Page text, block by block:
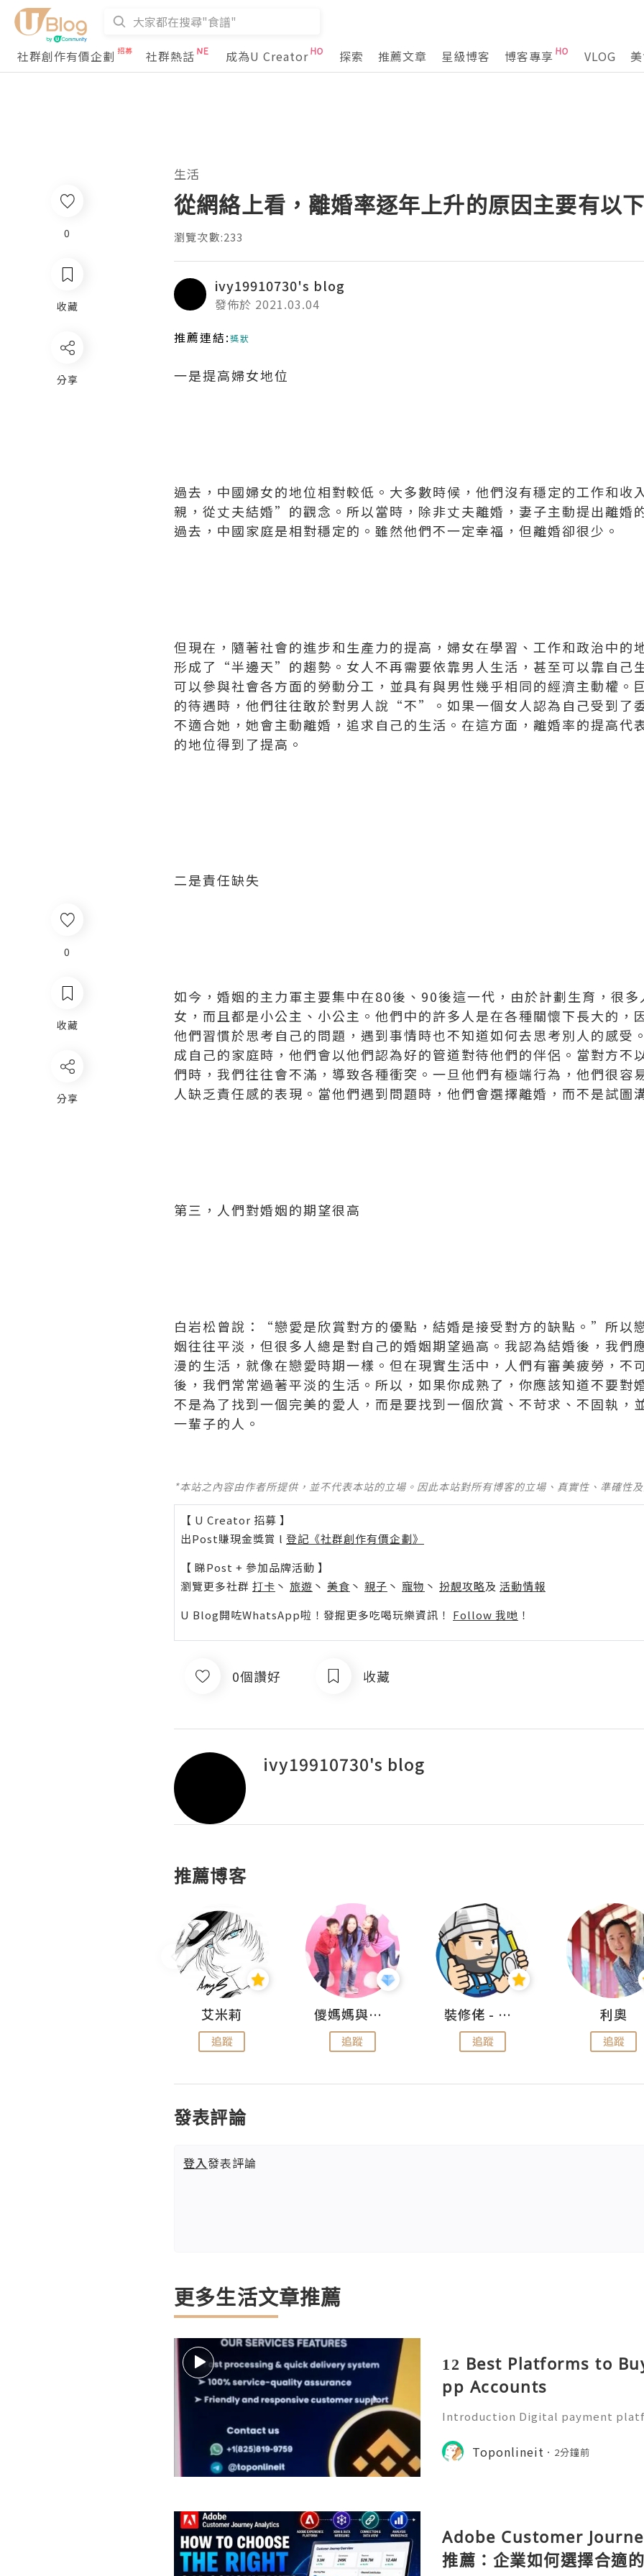
社群創作有價企劃 社群熱話 成為U Creator 探索 推薦文章 星級博客 博客專享 VLOG
0
收藏
分享
生活
從網絡上看，離婚率逐年上升的原因主要有以
瀏覽次數:233
ivy19910730's blog
發佈於 2021.03.04
推薦連結:獎狀
一是提高婦女地位
過去，中國婦女的地位相對較低。大多數時候，他們沒有穩定的工作和
親，從丈夫結婚”的觀念。所以當時，除非丈夫離婚，妻子主動提出離婚
過去，中國家庭是相對穩定的。雖然他們不一定幸福，但離婚卻很少。
但現在，隨著社會的進步和生產力的提高，婦女在學習、工作和政治中的
形成了“半邊天”的趨勢。女人不再需要依靠男人生活，甚至可以靠自己
可以參與社會各方面的勞動分工，並具有與男性幾乎相同的經濟主動權。
的待遇時，他們往往敢於對男人說“不”。如果一個女人認為自己受到了
不適合她，她會主動離婚，追求自己的生活。在這方面，離婚率的提高代
的地位得到了提高。
二是責任缺失
如今，婚姻的主力軍主要集中在80後、90後這一代，由於計劃生育，很
女，而且都是小公主、小公主。他們中的許多人是在各種關懷下長大的，
他們習慣於思考自己的問題，遇到事情時也不知道如何去思考別人的感受
成自己的家庭時，他們會以他們認為好的管道對待他們的伴侶。當對方不
們時，我們往往會不滿，導致各種衝突。一旦他們有極端行為，他們很容
人缺乏責任感的表現。當他們遇到問題時，他們會選擇離婚，而不是試圖
第三，人們對婚姻的期望很高
白岩松曾說：“戀愛是欣賞對方的優點，結婚是接受對方的缺點。”所以
姻往往平淡，但很多人總是對自己的婚姻期望過高。我認為結婚後，我們
漫的生活，就像在戀愛時期一樣。但在現實生活中，人們有審美疲勞，不
後，我們常常過著平淡的生活。所以，如果你成熟了，你應該知道不要對
不是為了找到一個完美的愛人，而是要找到一個欣賞、不苛求、不固執，
一輩子的人。
*本站之內容由作者所提供，並不代表本站的立場。因此本站對所有博客的立場、真實性、準確性
【 U Creator 招募 】
出Post賺現金獎賞 l 登記《社群創作有價企劃》
【 睇Post + 參加品牌活動 】
瀏覽更多社群 打卡 丶 旅遊 丶 美食 丶 親子 丶 寵物 丶 扮靚攻略及 活動情報
U Blog開咗WhatsApp啦！發掘更多吃喝玩樂資訊！ Follow 我哋 ！
0個讚好 收藏
ivy19910730's blog
推薦博客
艾米莉
追蹤
儍媽媽與兩隻小魔怪之家
追蹤
裝修佬 - 香港一站式網上裝修平台
追蹤
利奧
追蹤
發表評論
登入發表評論
更多生活文章推薦
12 Best Platforms to
pp Accounts
Introduction Digital payment
users to send money, receive
and access convenient fi
Toponlineit 2分鐘前
Adobe Customer
推薦：企業如何選擇合適
0
收藏
分享